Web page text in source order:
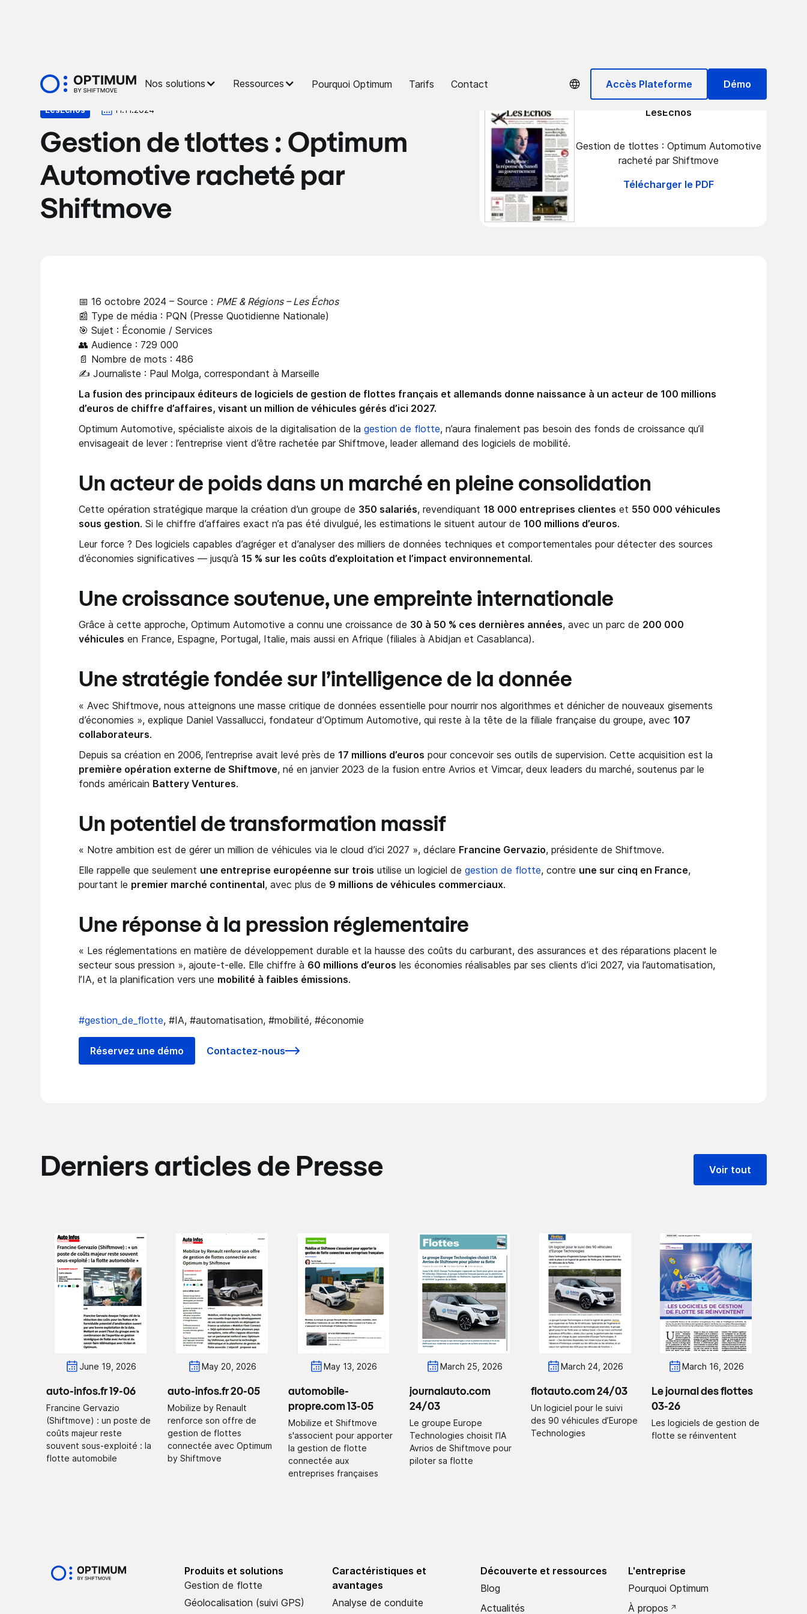
Nos solutions Ressources Pourquoi Optimum Tarifs Contact Accès Plateforme Démo
LesEchos 11.11.2024
Gestion de tlottes : Optimum
Automotive racheté par
Shiftmove
LesEchos
Gestion de tlottes : Optimum Automotive
racheté par Shiftmove
Télécharger le PDF
📅 16 octobre 2024 – Source : PME & Régions – Les Échos
📰 Type de média : PQN (Presse Quotidienne Nationale)
🎯 Sujet : Économie / Services
👥 Audience : 729 000
📄 Nombre de mots : 486
✍️ Journaliste : Paul Molga, correspondant à Marseille
La fusion des principaux éditeurs de logiciels de gestion de flottes français et allemands donne naissance à un acteur de 100 millions
d’euros de chiffre d’affaires, visant un million de véhicules gérés d’ici 2027.
Optimum Automotive, spécialiste aixois de la digitalisation de lagestion de flotte, n’aura finalement pas besoin des fonds de croissance qu’il
envisageait de lever : l’entreprise vient d’être rachetée par Shiftmove, leader allemand des logiciels de mobilité.
Un acteur de poids dans un marché en pleine consolidation
Cette opération stratégique marque la création d’un groupe de 350 salariés, revendiquant 18 000 entreprises clientes et 550 000 véhicules
sous gestion. Si le chiffre d’affaires exact n’a pas été divulgué, les estimations le situent autour de 100 millions d’euros.
Leur force ? Des logiciels capables d’agréger et d’analyser des milliers de données techniques et comportementales pour détecter des sources
d’économies significatives — jusqu’à 15 % sur les coûts d’exploitation et l’impact environnemental.
Une croissance soutenue, une empreinte internationale
Grâce à cette approche, Optimum Automotive a connu une croissance de 30 à 50 % ces dernières années, avec un parc de 200 000
véhicules en France, Espagne, Portugal, Italie, mais aussi en Afrique (filiales à Abidjan et Casablanca).
Une stratégie fondée sur l’intelligence de la donnée
« Avec Shiftmove, nous atteignons une masse critique de données essentielle pour nourrir nos algorithmes et dénicher de nouveaux gisements
d’économies », explique Daniel Vassallucci, fondateur d’Optimum Automotive, qui reste à la tête de la filiale française du groupe, avec 107
collaborateurs.
Depuis sa création en 2006, l’entreprise avait levé près de 17 millions d’euros pour concevoir ses outils de supervision. Cette acquisition est la
première opération externe de Shiftmove, né en janvier 2023 de la fusion entre Avrios et Vimcar, deux leaders du marché, soutenus par le
fonds américain Battery Ventures.
Un potentiel de transformation massif
« Notre ambition est de gérer un million de véhicules via le cloud d’ici 2027 », déclare Francine Gervazio, présidente de Shiftmove.
Elle rappelle que seulement une entreprise européenne sur trois utilise un logiciel degestion de flotte, contre une sur cinq en France,
pourtant le premier marché continental, avec plus de 9 millions de véhicules commerciaux.
Une réponse à la pression réglementaire
« Les réglementations en matière de développement durable et la hausse des coûts du carburant, des assurances et des réparations placent le
secteur sous pression », ajoute-t-elle. Elle chiffre à 60 millions d’euros les économies réalisables par ses clients d’ici 2027, via l’automatisation,
l’IA, et la planification vers une mobilité à faibles émissions.
#gestion_de_flotte, #IA, #automatisation, #mobilité, #économie
Réservez une démo Contactez-nous
Derniers articles de Presse Voir tout
June 19, 2026
auto-infos.fr 19-06
Francine Gervazio
(Shiftmove) : un poste de
coûts majeur reste
souvent sous-exploité : la
flotte automobile
May 20, 2026
auto-infos.fr 20-05
Mobilize by Renault
renforce son offre de
gestion de flottes
connectée avec Optimum
by Shiftmove
May 13, 2026
automobile-
propre.com 13-05
Mobilize et Shiftmove
s'associent pour apporter
la gestion de flotte
connectée aux
entreprises françaises
March 25, 2026
journalauto.com
24/03
Le groupe Europe
Technologies choisit l’IA
Avrios de Shiftmove pour
piloter sa flotte
March 24, 2026
flotauto.com 24/03
Un logiciel pour le suivi
des 90 véhicules d’Europe
Technologies
March 16, 2026
Le journal des flottes
03-26
Les logiciels de gestion de
flotte se réinventent
Produits et solutions
Gestion de flotte
Géolocalisation (suivi GPS)
Caractéristiques et
avantages
Analyse de conduite
Découverte et ressources
Blog
Actualités
L'entreprise
Pourquoi Optimum
À propos